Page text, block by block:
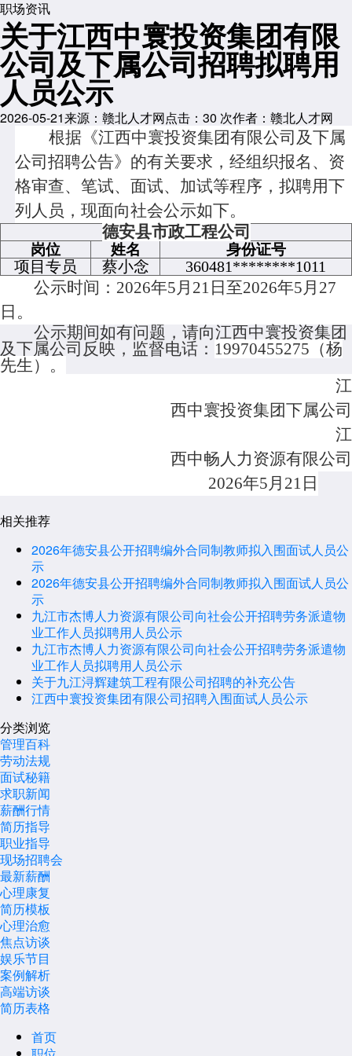
职场资讯
关于江西中寰投资集团有限
公司及下属公司招聘拟聘用
人员公示
2026-05-21来源：赣北人才网点击： 30 次作者：赣北人才网
根据《江西中寰投资集团有限公司及下属
公司招聘公告》的有关要求，经组织报名、资
格审查、笔试、面试、加试等程序，拟聘用下
列人员，现面向社会公示如下。
德安县市政工程公司
岗位 姓名 身份证号
项目专员 蔡小念 360481********1011
公示时间： 2026年5月 21 日至2026年5月 27
日。
公示期间如有问题，请向江西中寰投资集团
及下属公司反映，监督电话： 19970455275（杨
先生）。
江
西中寰投资集团下属公司
江
西中畅人力资源有限公司
2026年5月 21 日
相关推荐
2026年德安县公开招聘编外合同制教师拟入围面试人员公
示
2026年德安县公开招聘编外合同制教师拟入围面试人员公
示
九江市杰博人力资源有限公司向社会公开招聘劳务派遣物
业工作人员拟聘用人员公示
九江市杰博人力资源有限公司向社会公开招聘劳务派遣物
业工作人员拟聘用人员公示
关于九江浔辉建筑工程有限公司招聘的补充公告
江西中寰投资集团有限公司招聘入围面试人员公示
分类浏览
管理百科
劳动法规
面试秘籍
求职新闻
薪酬行情
简历指导
职业指导
现场招聘会
最新薪酬
心理康复
简历模板
心理治愈
焦点访谈
娱乐节目
案例解析
高端访谈
简历表格
首页